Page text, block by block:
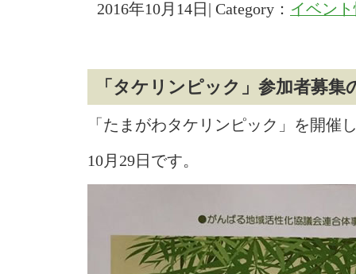
2016年10月14日| Category： イベン
「タケリンピック」参加者募集
「たまがわタケリンピック」を開催
10月29日です。